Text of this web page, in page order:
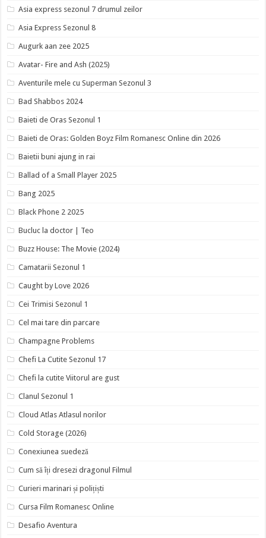
Asia express sezonul 7 drumul zeilor
Asia Express Sezonul 8
Augurk aan zee 2025
Avatar- Fire and Ash (2025)
Aventurile mele cu Superman Sezonul 3
Bad Shabbos 2024
Baieti de Oras Sezonul 1
Baieti de Oras: Golden Boyz Film Romanesc Online din 2026
Baietii buni ajung in rai
Ballad of a Small Player 2025
Bang 2025
Black Phone 2 2025
Bucluc la doctor | Teo
Buzz House: The Movie (2024)
Camatarii Sezonul 1
Caught by Love 2026
Cei Trimisi Sezonul 1
Cel mai tare din parcare
Champagne Problems
Chefi La Cutite Sezonul 17
Chefi la cutite Viitorul are gust
Clanul Sezonul 1
Cloud Atlas Atlasul norilor
Cold Storage (2026)
Conexiunea suedeză
Cum să îți dresezi dragonul Filmul
Curieri marinari și polițiști
Cursa Film Romanesc Online
Desafio Aventura